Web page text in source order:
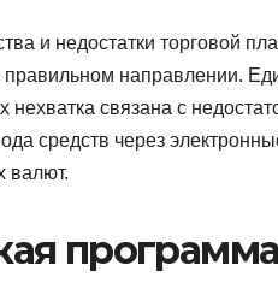
и недостатки торговой
правильном направлении.
связана с
средств через
валют.